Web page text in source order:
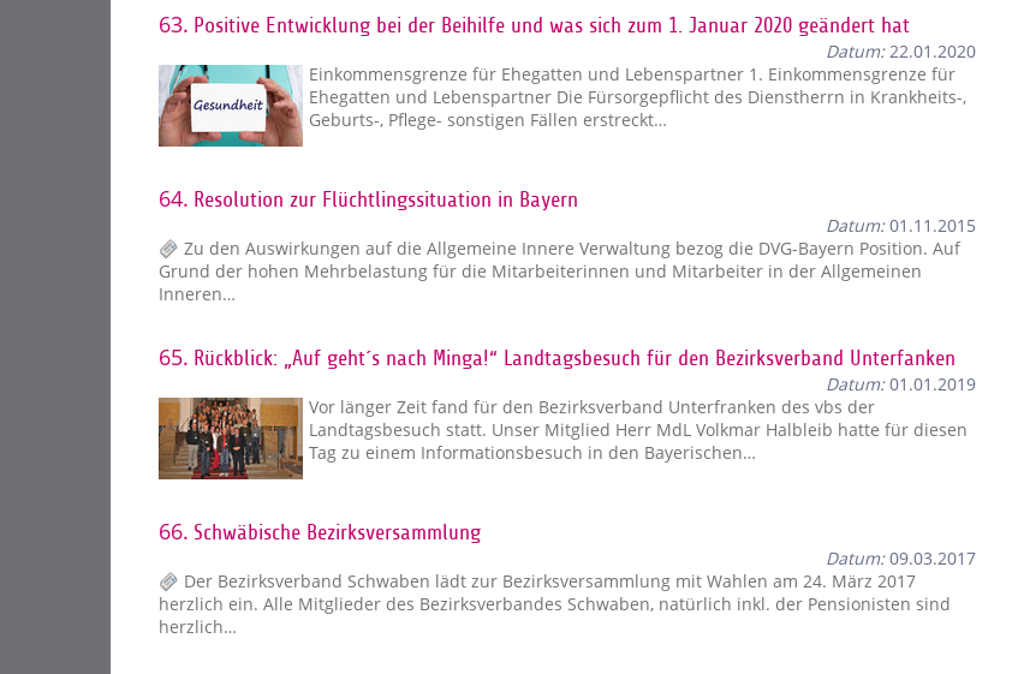
63. Positive Entwicklung bei der Beihilfe und was sich zum 1. Januar 2020 geändert hat
Datum:22.01.2020
Einkommensgrenze für Ehegatten und Lebenspartner 1. Einkommensgrenze für
Ehegatten und Lebenspartner Die Fürsorgepflicht des Dienstherrn in Krankheits-,
Geburts-, Pflege- sonstigen Fällen erstreckt…
64. Resolution zur Flüchtlingssituation in Bayern
Datum:01.11.2015
Zu den Auswirkungen auf die Allgemeine Innere Verwaltung bezog die DVG-Bayern Position. Auf
Grund der hohen Mehrbelastung für die Mitarbeiterinnen und Mitarbeiter in der Allgemeinen
Inneren…
65. Rückblick: „Auf geht´s nach Minga!“ Landtagsbesuch für den Bezirksverband Unterfanken
Datum:01.01.2019
Vor länger Zeit fand für den Bezirksverband Unterfranken des vbs der
Landtagsbesuch statt. Unser Mitglied Herr MdL Volkmar Halbleib hatte für diesen
Tag zu einem Informationsbesuch in den Bayerischen…
66. Schwäbische Bezirksversammlung
Datum:09.03.2017
Der Bezirksverband Schwaben lädt zur Bezirksversammlung mit Wahlen am 24. März 2017
herzlich ein. Alle Mitglieder des Bezirksverbandes Schwaben, natürlich inkl. der Pensionisten sind
herzlich…